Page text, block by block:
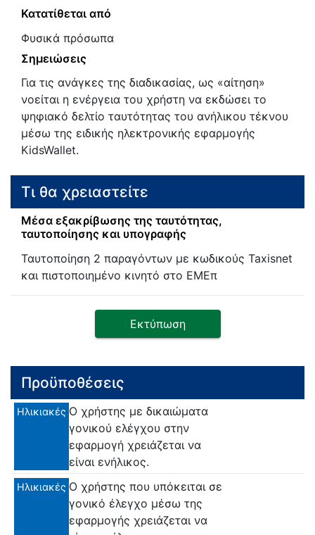
Κατατίθεται από
Φυσικά πρόσωπα
Σημειώσεις
Για τις ανάγκες της διαδικασίας, ως «αίτηση»
νοείται η ενέργεια του χρήστη να εκδώσει το
ψηφιακό δελτίο ταυτότητας του ανήλικου τέκνου
μέσω της ειδικής ηλεκτρονικής εφαρμογής
KidsWallet.
Τι θα χρειαστείτε
Μέσα εξακρίβωσης της ταυτότητας,
ταυτοποίησης και υπογραφής
Ταυτοποίηση 2 παραγόντων με κωδικούς Taxisnet
και πιστοποιημένο κινητό στο ΕΜΕπ
Εκτύπωση
Προϋποθέσεις
Ηλικιακές Ο χρήστης με δικαιώματα
γονικού ελέγχου στην
εφαρμογή χρειάζεται να
είναι ενήλικος.
Ηλικιακές Ο χρήστης που υπόκειται σε
γονικό έλεγχο μέσω της
εφαρμογής χρειάζεται να